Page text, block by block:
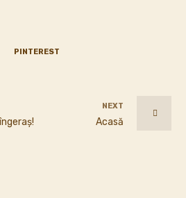
PINTEREST
NEXT
Acasă